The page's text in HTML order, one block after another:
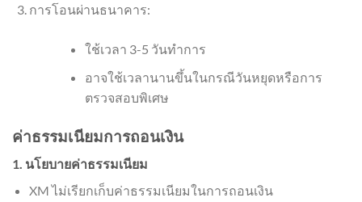
การโอนผ่านธนาคาร:
ใช้เวลา 3-5 วันทำการ
อาจใช้เวลานานขึ้นในกรณีวันหยุดหรือการ
ตรวจสอบพิเศษ
ค่าธรรมเนียมการถอนเงิน
1. นโยบายค่าธรรมเนียม
XM ไม่เรียกเก็บค่าธรรมเนียมในการถอนเงิน